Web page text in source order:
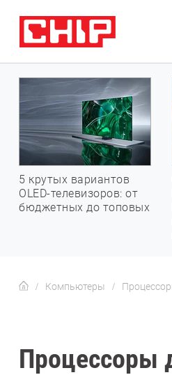
5 крутых вариантов
OLED-телевизоров: от
бюджетных до топовых
Компьютеры
Процессоры